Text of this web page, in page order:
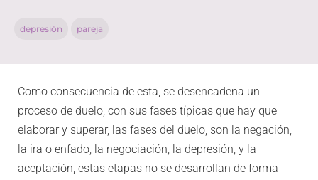
depresión pareja
Como consecuencia de esta, se desencadena un
proceso de duelo, con sus fases típicas que hay que
elaborar y superar, las fases del duelo, son la negación,
la ira o enfado, la negociación, la depresión, y la
aceptación, estas etapas no se desarrollan de forma